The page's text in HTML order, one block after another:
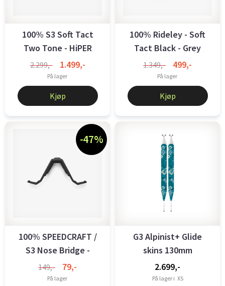
100% S3 Soft Tact
Two Tone - HiPER
Silver Mirror ...
2.299,- 1.499,-
På lager
Kjøp
100% Rideley - Soft
Tact Black - Grey
Green Lens
1.349,- 499,-
På lager
Kjøp
-47%
100% SPEEDCRAFT /
S3 Nose Bridge -
Regular - ...
149,- 79,-
På lager
G3 Alpinist+ Glide
skins 130mm
2.699,-
På lager i XS